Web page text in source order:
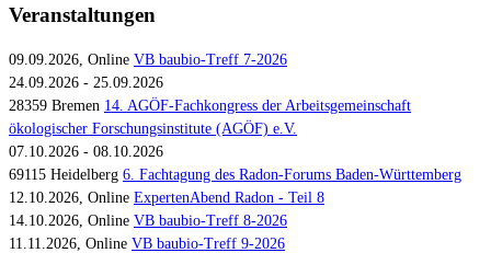
Veranstaltungen
09.09.2026, Online VB baubio-Treff 7-2026
24.09.2026 - 25.09.2026
28359 Bremen 14. AGÖF-Fachkongress der Arbeitsgemeinschaft
ökologischer Forschungsinstitute (AGÖF) e.V.
07.10.2026 - 08.10.2026
69115 Heidelberg 6. Fachtagung des Radon-Forums Baden-Württemberg
12.10.2026, Online ExpertenAbend Radon - Teil 8
14.10.2026, Online VB baubio-Treff 8-2026
11.11.2026, Online VB baubio-Treff 9-2026